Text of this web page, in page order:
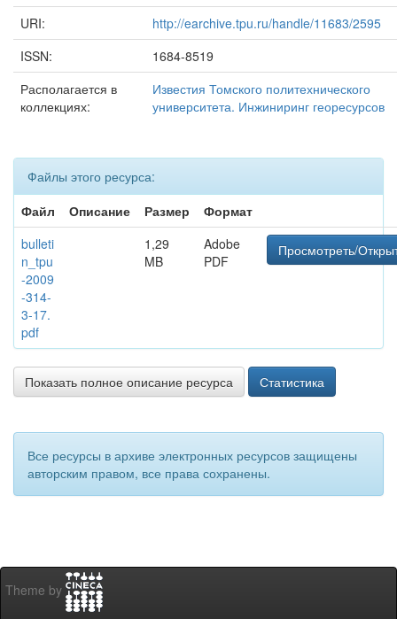
URI:
http://earchive.tpu.ru/handle/11683/2595
ISSN:
1684-8519
Располагается в
коллекциях:
Известия Томского политехнического
университета. Инжиниринг георесурсов
Файлы этого ресурса:
Файл
Описание Размер
Формат
bulleti
n_tpu
-2009
-314-
3-17.
pdf
1,29
MB
Adobe
PDF
Просмотреть/
Показать полное описание ресурса Статистика
Все ресурсы в архиве электронных ресурсов защищены
авторским правом, все права сохранены.
Theme by